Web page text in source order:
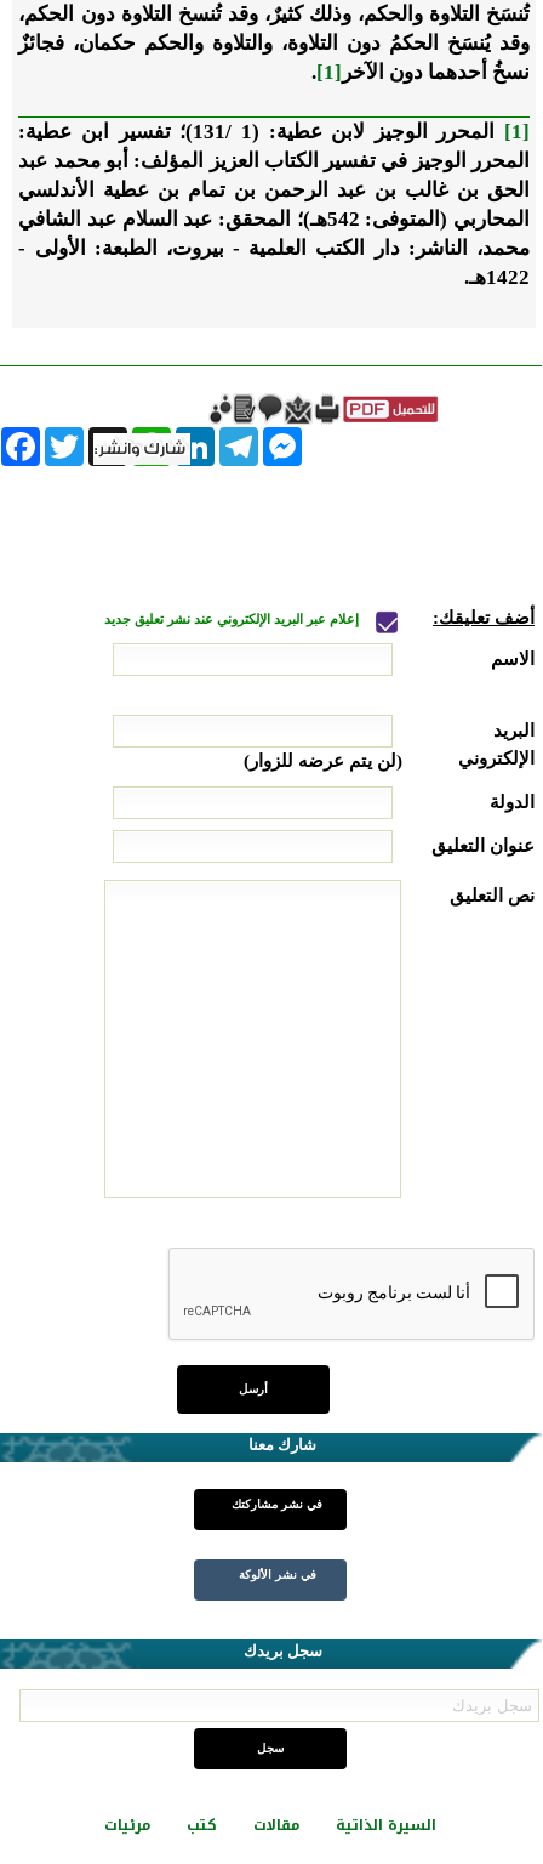
تُنسَخ التلاوة والحكم، وذلك كثيرٌ، وقد تُنسخ التلاوة دون الحكم،
وقد يُنسَخ الحكمُ دون التلاوة، والتلاوة والحكم حكمان، فجائزٌ
نسخُ أحدهما دون الآخر [1]
.
[1]
المحرر الوجيز لابن عطية: (1 /131)؛ تفسير ابن عطية:
المحرر الوجيز في تفسير الكتاب العزيز المؤلف: أبو محمد عبد
الحق بن غالب بن عبد الرحمن بن تمام بن عطية الأندلسي
المحاربي (المتوفى: 542هـ)؛ المحقق: عبد السلام عبد الشافي
محمد، الناشر: دار الكتب العلمية - بيروت، الطبعة: الأولى -
1422هـ.
Twitter X
WhatsAppLinkedInTelegram
Messenger
أضف تعليقك: إعلام عبر البريد الإلكتروني عند نشر تعليق جديد
الاسم
البريد
الإلكتروني
(لن يتم عرضه للزوار)
الدولة
عنوان التعليق
نص التعليق
شارك معنا
في نشر مشاركتك
في نشر الألوكة
سجل بريدك
السيرة الذاتية مقالات كتب مرئيات